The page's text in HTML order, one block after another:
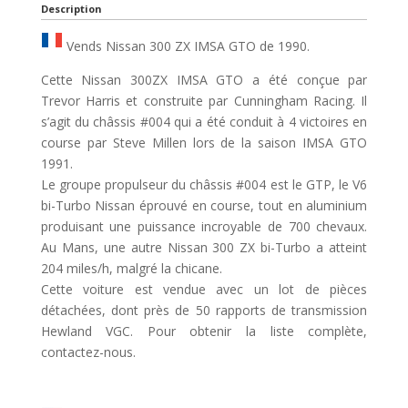
Description
Vends Nissan 300 ZX IMSA GTO de 1990.
Cette Nissan 300ZX IMSA GTO a été conçue par
Trevor Harris et construite par Cunningham Racing. Il
s’agit du châssis #004 qui a été conduit à 4 victoires en
course par Steve Millen lors de la saison IMSA GTO
1991.
Le groupe propulseur du châssis #004 est le GTP, le V6
bi-Turbo Nissan éprouvé en course, tout en aluminium
produisant une puissance incroyable de 700 chevaux.
Au Mans, une autre Nissan 300 ZX bi-Turbo a atteint
204 miles/h, malgré la chicane.
Cette voiture est vendue avec un lot de pièces
détachées, dont près de 50 rapports de transmission
Hewland VGC. Pour obtenir la liste complète,
contactez-nous.